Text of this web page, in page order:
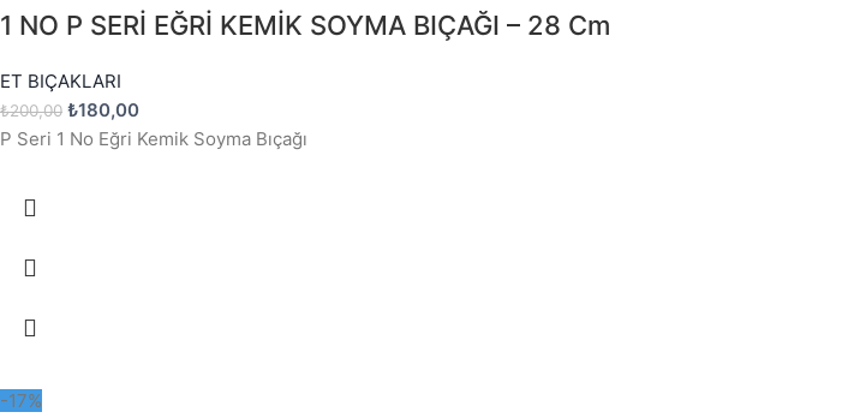
1 NO P SERİ EĞRİ KEMİK SOYMA BIÇAĞI – 28 Cm
ET BIÇAKLARI
₺200,00 ₺180,00
P Seri 1 No Eğri Kemik Soyma Bıçağı
-17%